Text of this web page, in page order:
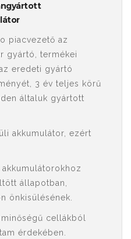
piacvezető az
gyártó, termékei
eredeti gyártó
3 év teljes körű
általuk gyártott
akkumulátor, ezért
állapotban,
önkisülésének.
cellákból
érdekében.